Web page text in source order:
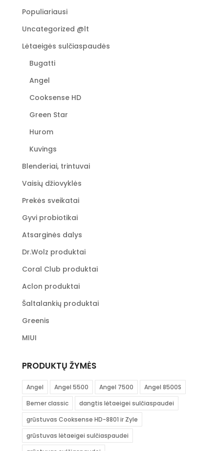
Populiariausi
Uncategorized @lt
Lėtaeigės sulčiaspaudės
Bugatti
Angel
Cooksense HD
Green Star
Hurom
Kuvings
Blenderiai, trintuvai
Vaisių džiovyklės
Prekės sveikatai
Gyvi probiotikai
Atsarginės dalys
Dr.Wolz produktai
Coral Club produktai
Aclon produktai
Šaltalankių produktai
Greenis
MIUI
PRODUKTŲ ŽYMĖS
Angel Angel 5500 Angel 7500
Angel 8500S
Bemer classic
dangtis lėtaeigei sulčiaspaudei
grūstuvas Cooksense HD-8801 ir Zyle
grūstuvas lėtaeigei sulčiaspaudei